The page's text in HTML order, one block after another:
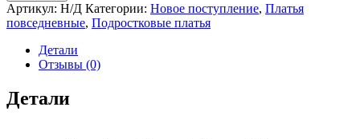
Артикул: Н/Д Категории: Новое поступление, Платья
повседневные, Подростковые платья
Детали
Отзывы (0)
Детали